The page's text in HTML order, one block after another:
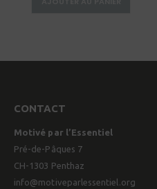
CONTACT
Motivé par l’Essentiel
Pré-de-Pâques 7
CH-1303 Penthaz
info@motiveparlessentiel.org